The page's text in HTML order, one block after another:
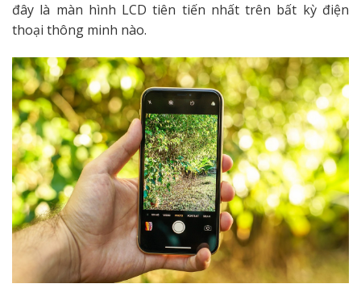
đây là màn hình LCD tiên tiến nhất trên bất kỳ điện
thoại thông minh nào.